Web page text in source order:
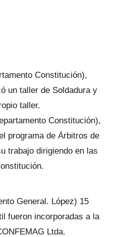
Constitución),
un taller de Soldadura y
taller.
Constitución),
programa de Árbitros de
trabajo dirigiendo en las
General. López) 15
fueron incorporadas a la
Ltda.